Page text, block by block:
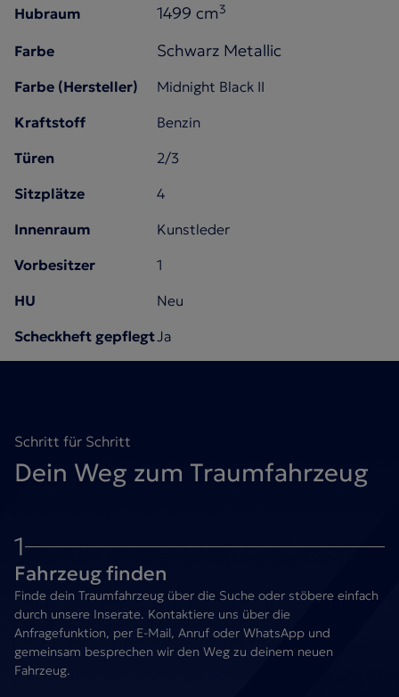
Hubraum
1499 cm3
Farbe Schwarz Metallic
Farbe (Hersteller)
Midnight Black II
Kraftstoff
Benzin
Türen
2/3
Sitzplätze
4
Innenraum
Kunstleder
Vorbesitzer
1
HU
Neu
Scheckheft gepflegtJa
Schritt für Schritt
Dein Weg zum Traumfahrzeug
1
Fahrzeug finden
Finde dein Traumfahrzeug über die Suche oder stöbere einfach
durch unsere Inserate. Kontaktiere uns über die
Anfragefunktion, per E-Mail, Anruf oder WhatsApp und
gemeinsam besprechen wir den Weg zu deinem neuen
Fahrzeug.